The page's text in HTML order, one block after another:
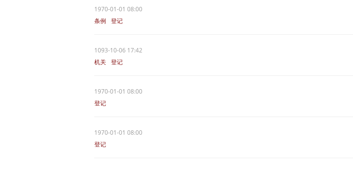
1970-01-01 08:00
条例
登记
1093-10-06 17:42
机关 登记
1970-01-01 08:00
登记
1970-01-01 08:00
登记